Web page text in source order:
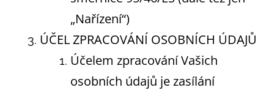
„Nařízení“)
ÚČEL ZPRACOVÁNÍ OSOBNÍCH ÚDAJŮ
Účelem zpracování Vašich
osobních údajů je zasílání